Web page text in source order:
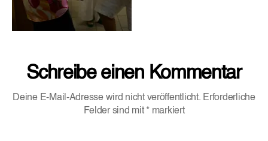
Schreibe einen Kommentar
Deine E-Mail-Adresse wird nicht veröffentlicht. Erforderliche
Felder sind mit * markiert